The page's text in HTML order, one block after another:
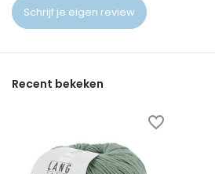
Schrijf je eigen review
Recent bekeken